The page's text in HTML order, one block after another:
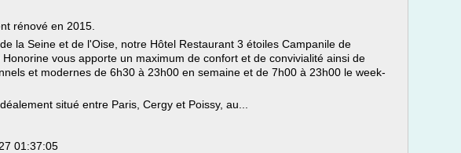
rénové en 2015.
la Seine et de l'Oise, notre Hôtel Restaurant 3 étoiles Campanile de
vous apporte un maximum de confort et de convivialité ainsi de
et modernes de 6h30 à 23h00 en semaine et de 7h00 à 23h00 le week-
situé entre Paris, Cergy et Poissy, au...
01:37:05